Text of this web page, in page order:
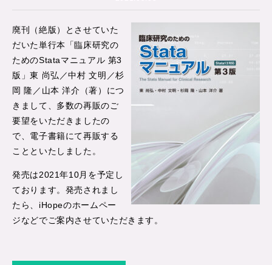
廃刊（絶版）とさせていた
だいた単行本「臨床研究の
ためのStataマニュアル 第3
版」東 尚弘／中村 文明／杉
岡 隆／山本 洋介（著）につ
きまして、多数の再販のご
要望をいただきましたの
で、電子書籍にて再販する
ことといたしました。
発売は2021年10月を予定し
ております。発売されまし
たら、iHopeのホームペー
ジなどでご案内させていただきます。